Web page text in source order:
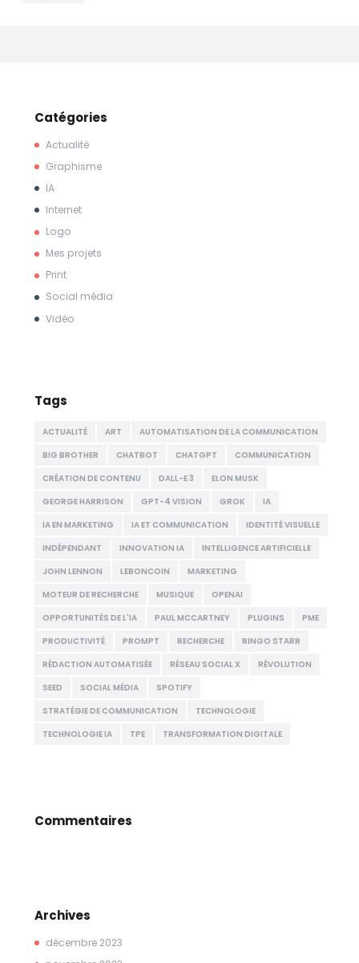
Catégories
Actualité
Graphisme
IA
Internet
Logo
Mes projets
Print
Social média
Vidéo
Tags
ACTUALITÉ ART
AUTOMATISATION DE LA COMMUNICATION
BIG BROTHER
CHATBOT CHATGPT
COMMUNICATION
CRÉATION DE CONTENU
DALL-E 3
ELON MUSK
GEORGE HARRISON
GPT-4 VISION GROK
IA
IA EN MARKETING
IA ET COMMUNICATION
IDENTITÉ VISUELLE
INDÉPENDANT
INNOVATION IA
INTELLIGENCE ARTIFICIELLE
JOHN LENNON
LEBONCOIN
MARKETING
MOTEUR DE RECHERCHE
MUSIQUE
OPENAI
OPPORTUNITÉS DE L'IA
PAUL MCCARTNEY PLUGINS
PME
PRODUCTIVITÉ
PROMPT RECHERCHE
RINGO STARR
RÉDACTION AUTOMATISÉE
RÉSEAU SOCIAL X
RÉVOLUTION
SEED
SOCIAL MÉDIA
SPOTIFY
STRATÉGIE DE COMMUNICATION
TECHNOLOGIE
TECHNOLOGIE IA
TPE TRANSFORMATION DIGITALE
Commentaires
Archives
décembre 2023